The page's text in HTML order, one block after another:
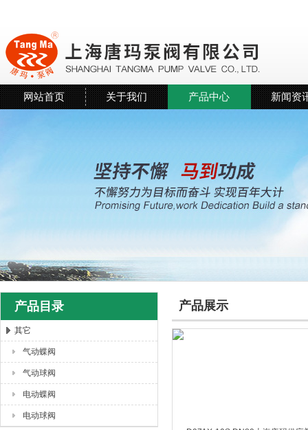
上海唐玛泵阀有限公司
网站首页 关于我们 产品中心 新闻资
产品目录
其它
气动蝶阀
气动球阀
电动蝶阀
电动球阀
产品展示